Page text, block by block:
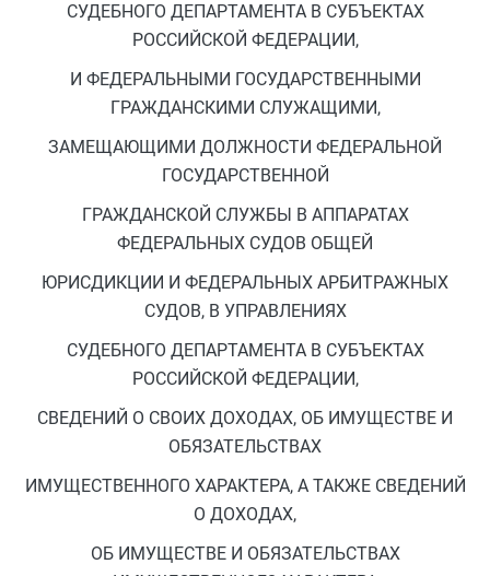
СУДЕБНОГО ДЕПАРТАМЕНТА В СУБЪЕКТАХ
РОССИЙСКОЙ ФЕДЕРАЦИИ,
И ФЕДЕРАЛЬНЫМИ ГОСУДАРСТВЕННЫМИ
ГРАЖДАНСКИМИ СЛУЖАЩИМИ,
ЗАМЕЩАЮЩИМИ ДОЛЖНОСТИ ФЕДЕРАЛЬНОЙ
ГОСУДАРСТВЕННОЙ
ГРАЖДАНСКОЙ СЛУЖБЫ В АППАРАТАХ
ФЕДЕРАЛЬНЫХ СУДОВ ОБЩЕЙ
ЮРИСДИКЦИИ И ФЕДЕРАЛЬНЫХ АРБИТРАЖНЫХ
СУДОВ, В УПРАВЛЕНИЯХ
СУДЕБНОГО ДЕПАРТАМЕНТА В СУБЪЕКТАХ
РОССИЙСКОЙ ФЕДЕРАЦИИ,
СВЕДЕНИЙ О СВОИХ ДОХОДАХ, ОБ ИМУЩЕСТВЕ И
ОБЯЗАТЕЛЬСТВАХ
ИМУЩЕСТВЕННОГО ХАРАКТЕРА, А ТАКЖЕ СВЕДЕНИЙ
О ДОХОДАХ,
ОБ ИМУЩЕСТВЕ И ОБЯЗАТЕЛЬСТВАХ